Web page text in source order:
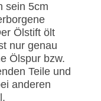
sein 5cm
Ölstift ölt
nur genau
Ölspur bzw.
Teile und
anderen